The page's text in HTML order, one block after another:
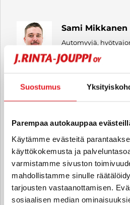
Suostumus
Parempaa autokauppaa
Käytämme evästeitä
käyttökokemusta ja
varmistamme sivuston
mahdollistamme sinulle
tarjousten vastaanottamisen.
sosiaalisen median
Sami Mikkanen
Automyyjä,
sami.mikkanen
040 7119 827
Aaro Leskinen
Automyyjä FI
aaro.leskinen
040 711 3969